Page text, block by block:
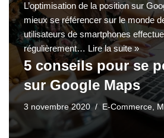
L’optimisation de la position sur
mieux se référencer sur le monde
utilisateurs de smartphones
régulièrement… Lire la suite »
5 conseils pour se
sur Google Maps
3 novembre 2020 E-Commerce,